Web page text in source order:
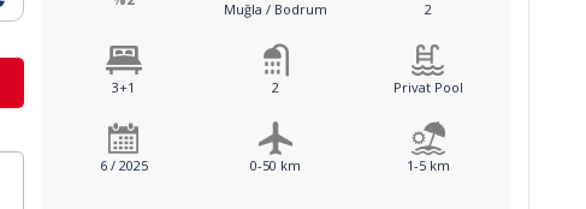
Muğla / Bodrum 2
3+1 2 Privat Pool
6 / 2025 0-50 km 1-5 km